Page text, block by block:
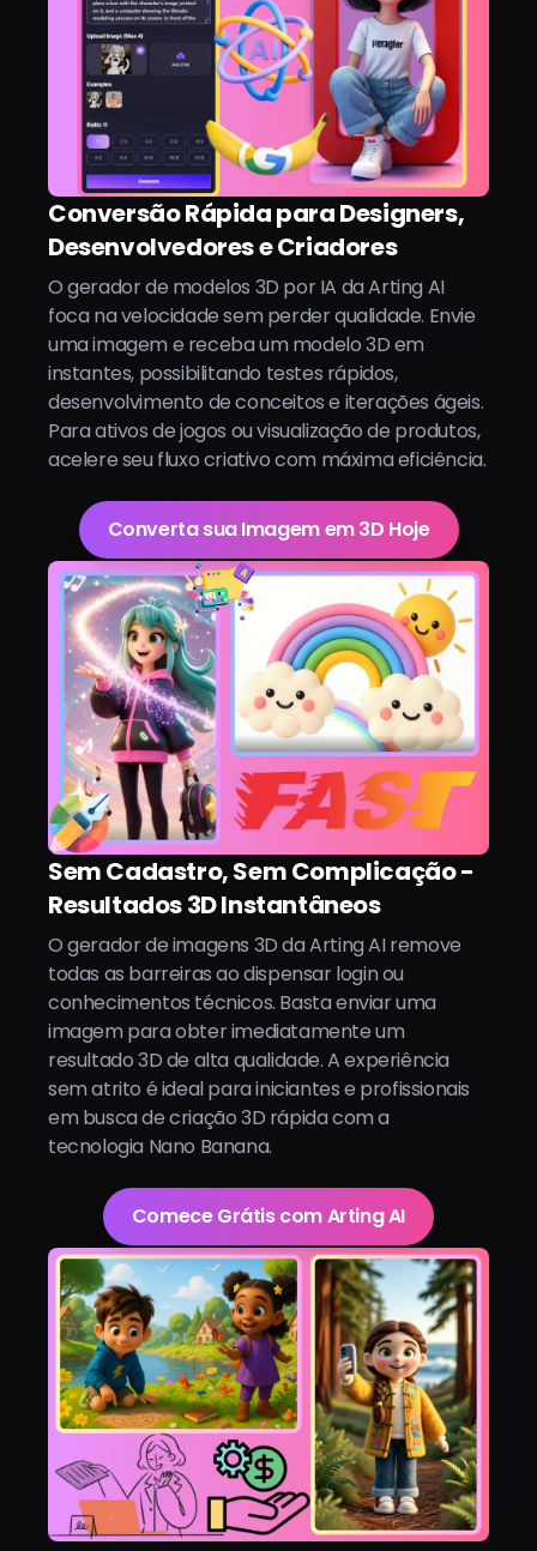
Conversão Rápida para Designers,
Desenvolvedores e Criadores
O gerador de modelos 3D por IA da Arting AI
foca na velocidade sem perder qualidade. Envie
uma imagem e receba um modelo 3D em
instantes, possibilitando testes rápidos,
desenvolvimento de conceitos e iterações ágeis.
Para ativos de jogos ou visualização de produtos,
acelere seu fluxo criativo com máxima eficiência.
Converta sua Imagem em 3D Hoje
Sem Cadastro, Sem Complicação -
Resultados 3D Instantâneos
O gerador de imagens 3D da Arting AI remove
todas as barreiras ao dispensar login ou
conhecimentos técnicos. Basta enviar uma
imagem para obter imediatamente um
resultado 3D de alta qualidade. A experiência
sem atrito é ideal para iniciantes e profissionais
em busca de criação 3D rápida com a
tecnologia Nano Banana.
Comece Grátis com Arting AI